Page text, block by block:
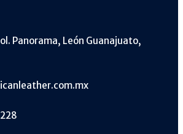
Panorama, León Guanajuato,